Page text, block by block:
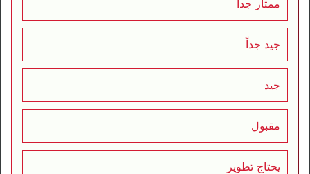
ممتاز جداً
جيد جداً
جيد
مقبول
يحتاج تطوير